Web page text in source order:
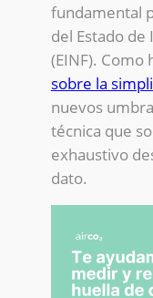
fundamental
del Estado
(EINF).
sobre la
nuevos
técnica que
exhaustivo
dato.